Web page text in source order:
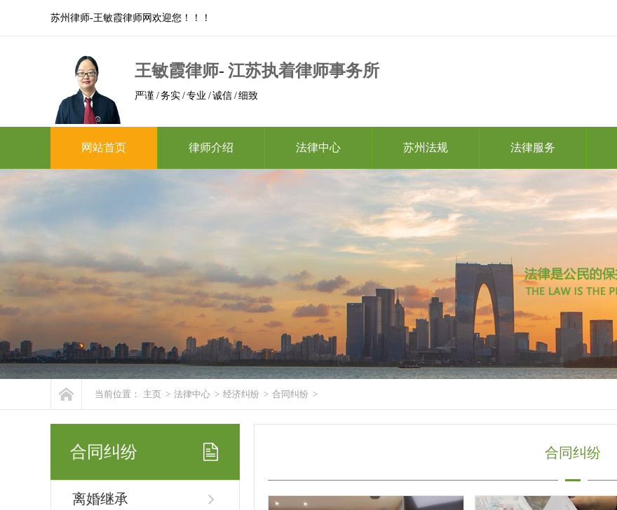
苏州律师-王敏霞律师网欢迎您！！！
王敏霞律师- 江苏执着律师事务所
严谨 / 务实 / 专业 / 诚信 / 细致
网站首页 律师介绍 法律中心 苏州法规 法律服务
当前位置： 主页 > 法律中心 > 经济纠纷 > 合同纠纷 >
合同纠纷
离婚继承
合同纠纷